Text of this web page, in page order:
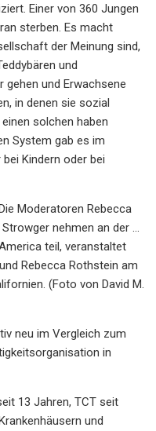
Einer von 360 Jungen
sterben. Es macht
der Meinung sind,
und
gehen und Erwachsene
in denen sie sozial
solchen haben
System gab es im
Kindern oder bei
Moderatoren Rebecca
nehmen an der ...
teil, veranstaltet
Rebecca Rothstein am
(Foto von David M.
neu im Vergleich zum
in
13 Jahren, TCT seit
und